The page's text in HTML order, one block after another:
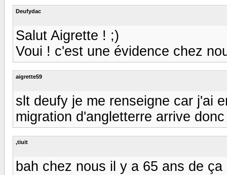
Deufydac
Salut Aigrette ! ;)
Voui ! c'est une évidence chez
aigrette59
slt deufy je me renseigne car j'ai
migration d'angletterre arrive
,tiuit
bah chez nous il y a 65 ans de